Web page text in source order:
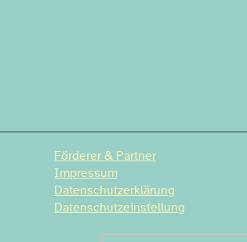
Förderer & Partner
Impressum
Datenschutzerklärung
Datenschutzeinstellung